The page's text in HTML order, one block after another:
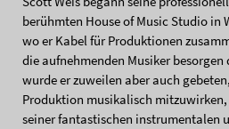
berühmten House of Music Studio in
wo er Kabel für Produktionen
die aufnehmenden Musiker
wurde er zuweilen aber auch
Produktion musikalisch
seiner fantastischen instrumentalen